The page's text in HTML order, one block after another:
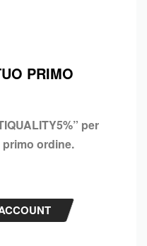
PRIMO
per
ordine.